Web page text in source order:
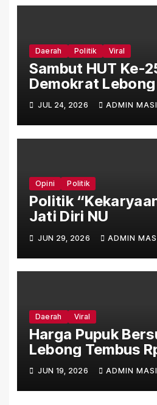
Daerah Politik Viral
Sambut HUT Ke-
Demokrat
Bersih Rumah
Gerakan
Biru
JUL 24, 2026 ADMIN
Opini Politik
Politik
Jati Diri NU
JUN 29, 2026 ADMIN
Daerah Viral
Harga Pupuk
Lebong Tembus
Jauh Lampaui
No. 15/2025
JUN 19, 2026 ADMIN